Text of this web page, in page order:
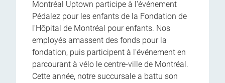
Montréal Uptown participe à l'événement
Pédalez pour les enfants de la Fondation de
l'Hôpital de Montréal pour enfants. Nos
employés amassent des fonds pour la
fondation, puis participent à l'événement en
parcourant à vélo le centre-ville de Montréal.
Cette année, notre succursale a battu son